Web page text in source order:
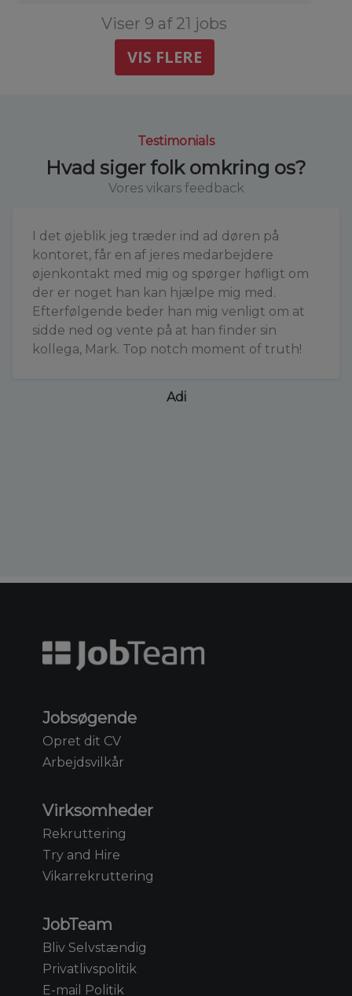
Viser 9 af 21 jobs
VIS FLERE
Testimonials
Hvad siger folk omkring os?
Vores vikars feedback
I det øjeblik jeg træder ind ad døren på
kontoret, får en af jeres medarbejdere
øjenkontakt med mig og spørger høfligt om
der er noget han kan hjælpe mig med.
Efterfølgende beder han mig venligt om at
sidde ned og vente på at han finder sin
kollega, Mark. Top notch moment of truth!
Adi
Jobsøgende
Opret dit CV
Arbejdsvilkår
Virksomheder
Rekruttering
Try and Hire
Vikarrekruttering
JobTeam
Bliv Selvstændig
Privatlivspolitik
E-mail Politik